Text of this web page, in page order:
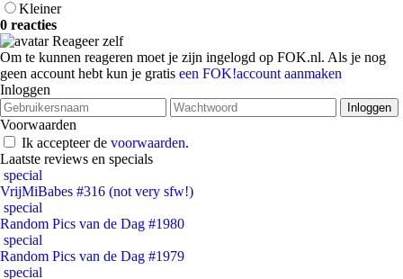
Kleiner
0 reacties
Reageer zelf
Om te kunnen reageren moet je zijn ingelogd op FOK.nl. Als je nog
geen account hebt kun je gratis een FOK!account aanmaken
Inloggen
Voorwaarden
Ik accepteer de voorwaarden.
Laatste reviews en specials
special
VrijMiBabes #316 (not very sfw!)
special
Random Pics van de Dag #1980
special
Random Pics van de Dag #1979
special